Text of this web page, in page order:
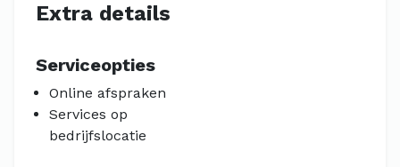
Extra details
Serviceopties
Online afspraken
Services op
bedrijfslocatie